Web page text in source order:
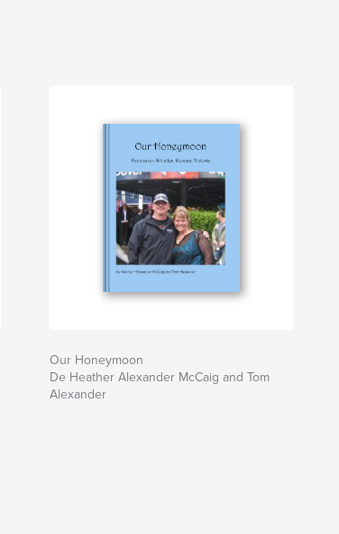
Our Honeymoon
De Heather Alexander McCaig and Tom
Alexander